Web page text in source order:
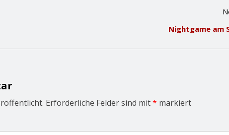
Nightgame am
Erforderliche Felder sind mit* markiert